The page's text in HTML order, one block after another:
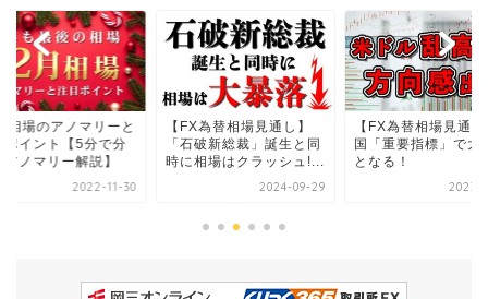
相場のアノマリーと
ポイント【5分で分
アノマリー解説】
2022-11-30
【FX為替相場見通し】
「石破新総裁」誕生と同
時に相場はクラッシュ!...
2024-09-29
【FX為替相場見通
国「重要指標」で大
となる！
2023-